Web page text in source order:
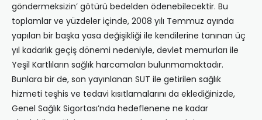
göndermeksizin’ götürü bedelden ödenebilecektir. Bu
toplamlar ve yüzdeler içinde, 2008 yılı Temmuz ayında
yapılan bir başka yasa değişikliği ile kendilerine tanınan üç
yıl kadarlık geçiş dönemi nedeniyle, devlet memurları ile
Yeşil Kartlıların sağlık harcamaları bulunmamaktadır.
Bunlara bir de, son yayınlanan SUT ile getirilen sağlık
hizmeti teşhis ve tedavi kısıtlamalarını da eklediğinizde,
Genel Sağlık Sigortası’nda hedeflenene ne kadar